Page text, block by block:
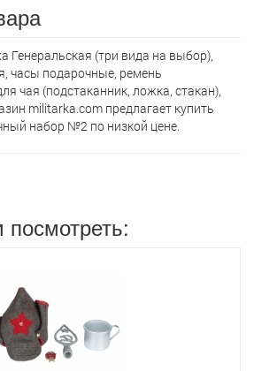
Генеральская (три вида на выбор),
часы подарочные, ремень
чая (подстаканник, ложка, стакан),
militarka.com предлагает кyпить
набор №2 по низкой цене.